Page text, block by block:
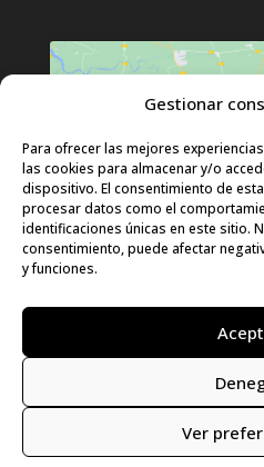
Gestionar
Para ofrecer las mejores
las cookies para almacenar y/o
dispositivo. El consentimiento de
procesar datos como el
identificaciones únicas en este sitio.
consentimiento, puede afectar
y funciones.
Ver
Haz clic para aceptar
marketing y permitir
© LURA 2024 |Aviso
Política de
de accesibilidad|